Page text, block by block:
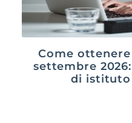
Come
settembre
di